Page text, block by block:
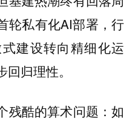
轮私有化AI部署，行
建设转向精细化运
归理性。
残酷的算术问题：如